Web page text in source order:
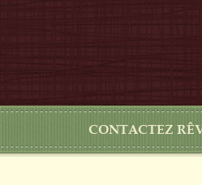
CONTACTEZ